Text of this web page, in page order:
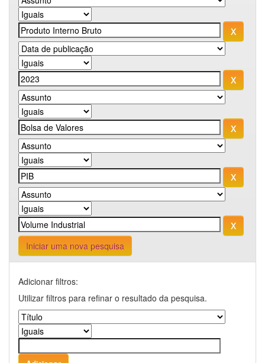
Iniciar uma nova pesquisa
Adicionar filtros:
Utilizar filtros para refinar o resultado da pesquisa.